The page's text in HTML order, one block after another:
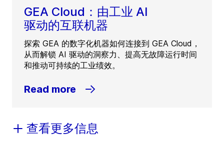
GEA Cloud：由工业 AI
驱动的互联机器
探索 GEA 的数字化机器如何连接到 GEA Cloud，
从而解锁 AI 驱动的洞察力、提高无故障运行时间
和推动可持续的工业绩效。
Read more
查看更多信息